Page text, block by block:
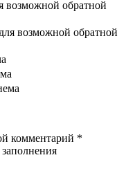
возможной обратной
возможной обратной
комментарий *